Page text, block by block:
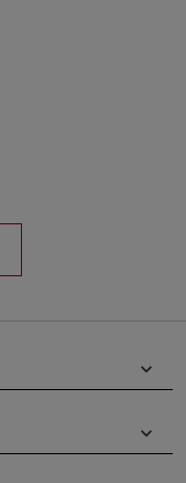
keyboard_arrow_down
keyboard_arrow_down